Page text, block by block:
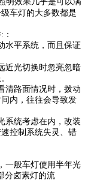
车灯的大多数都是
: ：
水平系统，而且保证
近光切换时忽亮忽暗
清路面情况时，拨动
内，往往会导致发
系统考虑在内，改装
控制系统失灵、错
一般车灯使用半年光
分卤素灯的流